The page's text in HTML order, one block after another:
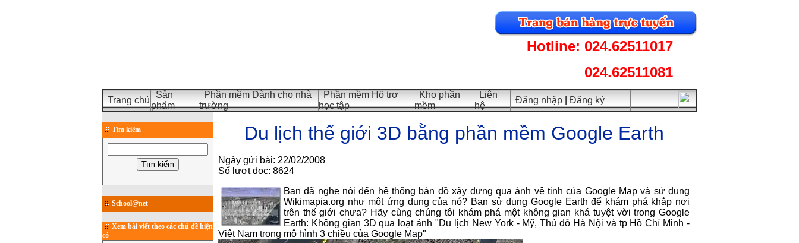
Hotline: 024.62511017
024.62511081
Trang chủ
Sản
phẩm
Phần mềm Dành cho nhà
trường
Phần mềm Hỗ trợ
học tập
Kho phần
mềm
Liên
hệ
Đăng nhập Đăng ký
Tìm kiếm
School@net
Xem bài viết theo các chủ đề hiện
có
Du lịch thế giới 3D bằng phần mềm Google Earth
Ngày gửi bài: 22/02/2008
Số lượt đọc: 8624
Bạn đã nghe nói đến hệ thống bản đồ xây dựng qua ảnh vệ tinh của Google Map và sử dụng
Wikimapia.org như một ứng dụng của nó? Bạn sử dụng Google Earth để khám phá khắp nơi
trên thế giới chưa? Hãy cùng chúng tôi khám phá một không gian khá tuyệt vời trong Google
Earth: Không gian 3D qua loạt ảnh "Du lịch New York - Mỹ, Thủ đô Hà Nội và tp Hồ Chí Minh -
Việt Nam trong mô hình 3 chiều của Google Map"